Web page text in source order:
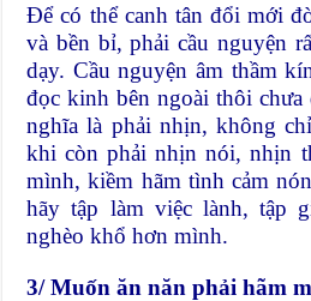
Để có thể canh tân đổi mới
và bền bỉ, phải cầu nguyện
dạy. Cầu nguyện âm thầm
đọc kinh bên ngoài thôi chưa
nghĩa là phải nhịn, không
khi còn phải nhịn nói, nhịn
mình, kiềm hãm tình cảm
hãy tập làm việc lành, tập
nghèo khổ hơn mình.
3/ Muốn ăn năn phải hãm